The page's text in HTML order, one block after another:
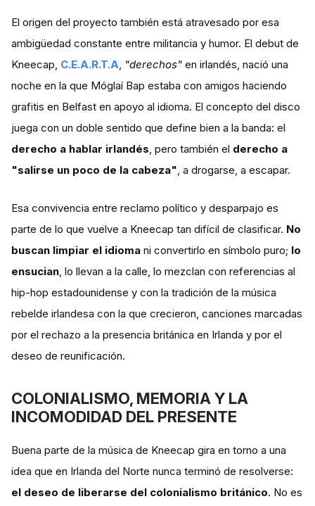
El origen del proyecto también está atravesado por esa
ambigüedad constante entre militancia y humor. El debut de
Kneecap, C.E.A.R.T.A, "derechos" en irlandés, nació una
noche en la que Móglaí Bap estaba con amigos haciendo
grafitis en Belfast en apoyo al idioma. El concepto del disco
juega con un doble sentido que define bien a la banda: el
derecho a hablar irlandés, pero también el derecho a
"salirse un poco de la cabeza", a drogarse, a escapar.
Esa convivencia entre reclamo político y desparpajo es
parte de lo que vuelve a Kneecap tan difícil de clasificar. No
buscan limpiar el idioma ni convertirlo en símbolo puro; lo
ensucian, lo llevan a la calle, lo mezclan con referencias al
hip-hop estadounidense y con la tradición de la música
rebelde irlandesa con la que crecieron, canciones marcadas
por el rechazo a la presencia británica en Irlanda y por el
deseo de reunificación.
COLONIALISMO, MEMORIA Y LA
INCOMODIDAD DEL PRESENTE
Buena parte de la música de Kneecap gira en torno a una
idea que en Irlanda del Norte nunca terminó de resolverse:
el deseo de liberarse del colonialismo británico. No es